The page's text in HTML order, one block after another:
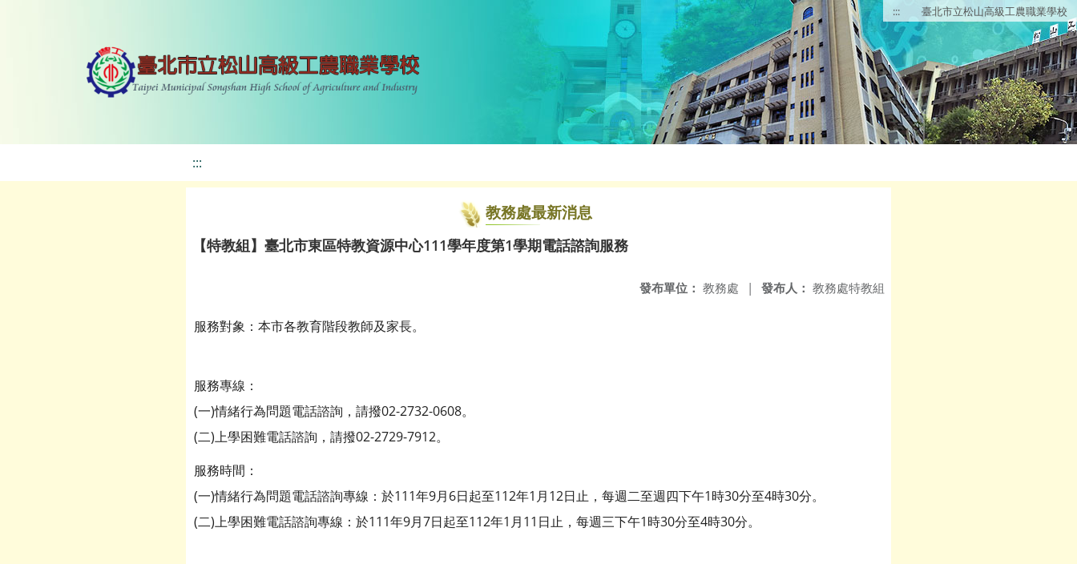
::: 臺北市立松山高級工農職業學校
:::
教務處最新消息
【特教組】臺北市東區特教資源中心111學年度第1學期電話諮詢服務
發布人： 教務處特教組
發布單位： 教務處 |
服務對象：本市各教育階段教師及家長。
服務專線：
(一)情緒行為問題電話諮詢，請撥02-2732-0608。
(二)上學困難電話諮詢，請撥02-2729-7912。
服務時間：
(一)情緒行為問題電話諮詢專線：於111年9月6日起至112年1月12日止，每週二至週四下午1時30分至4時30分。
(二)上學困難電話諮詢專線：於111年9月7日起至112年1月11日止，每週三下午1時30分至4時30分。